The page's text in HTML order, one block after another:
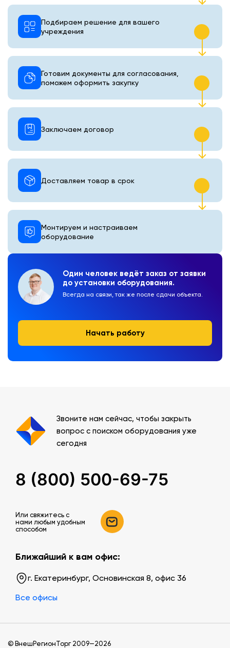
Один человек ведёт заказ от заявки
до установки оборудования.
Всегда на связи, так же после сдачи объекта.
Начать работу
Подбираем решение для вашего
учреждения
Готовим документы для согласования,
поможем оформить закупку
Монтируем и настраиваем
оборудование
Доставляем товар в срок
Заключаем договор
Звоните нам сейчас, чтобы закрыть
вопрос с поиском оборудования уже
сегодня
8 (800) 500-69-75
Или свяжитесь c
нами любым удобным
способом
Ближайший к вам офис:
г. Екатеринбург, Основинская 8, офис 36
Все офисы
© ВнешРегионТорг 2009—2026